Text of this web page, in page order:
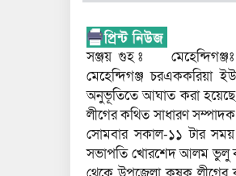
সঞ্জয় গুহ ঃ
মেহেন্দিগঞ্জ চরএককরিয়া
অনুভূতিতে আঘাত করা
লীগের কথিত সাধারণ
সোমবার সকাল-১১ টার
সভাপতি খোরশেদ আলম ভুলু